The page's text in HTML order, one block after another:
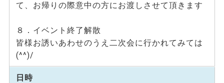
て、お帰りの際意中の方にお渡しさせて頂きます
８．イベント終了解散
皆様お誘いあわせのうえ二次会に行かれてみては
(^^)/
日時